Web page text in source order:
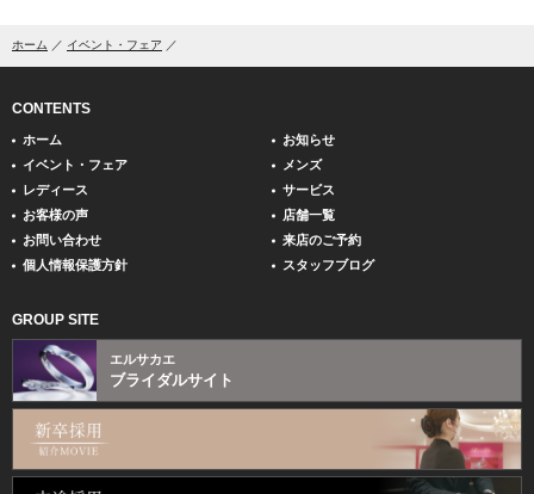
ホーム イベント・フェア
CONTENTS
ホーム
お知らせ
イベント・フェア
メンズ
レディース
サービス
お客様の声
店舗一覧
お問い合わせ
来店のご予約
個人情報保護方針
スタッフブログ
GROUP SITE
エルサカエ
ブライダルサイト